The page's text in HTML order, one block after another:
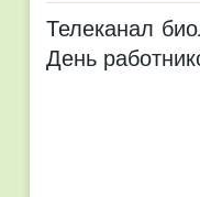
Телеканал
День